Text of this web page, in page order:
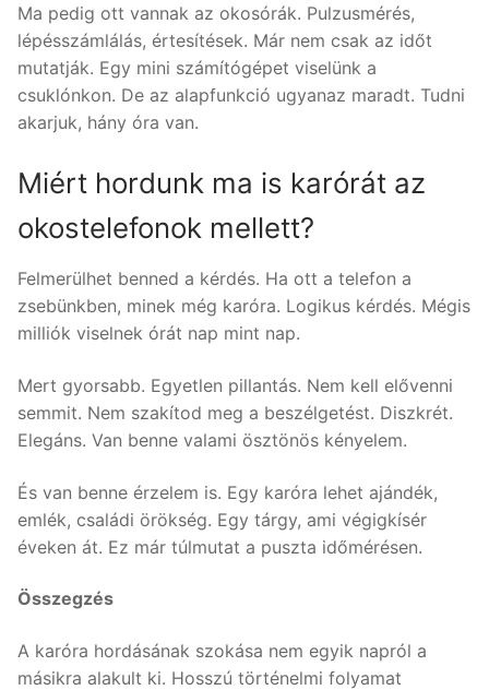
Ma pedig ott vannak az okosórák. Pulzusmérés,
lépésszámlálás, értesítések. Már nem csak az időt
mutatják. Egy mini számítógépet viselünk a
csuklónkon. De az alapfunkció ugyanaz maradt. Tudni
akarjuk, hány óra van.
Miért hordunk ma is karórát az
okostelefonok mellett?
Felmerülhet benned a kérdés. Ha ott a telefon a
zsebünkben, minek még karóra. Logikus kérdés. Mégis
milliók viselnek órát nap mint nap.
Mert gyorsabb. Egyetlen pillantás. Nem kell elővenni
semmit. Nem szakítod meg a beszélgetést. Diszkrét.
Elegáns. Van benne valami ösztönös kényelem.
És van benne érzelem is. Egy karóra lehet ajándék,
emlék, családi örökség. Egy tárgy, ami végigkísér
éveken át. Ez már túlmutat a puszta időmérésen.
Összegzés
A karóra hordásának szokása nem egyik napról a
másikra alakult ki. Hosszú történelmi folyamat